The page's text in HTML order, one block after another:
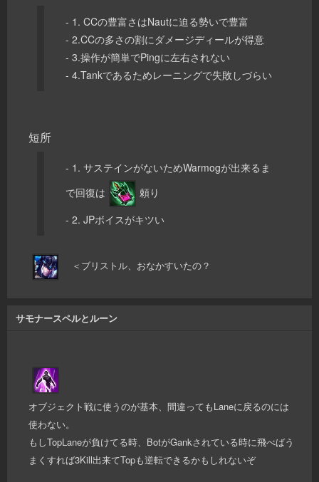
- 1. CCの豊富さはNautに迫る勢いで豊富
- 2.CCの多さの割にダメージディールが得意
- 3.操作が簡単でPingに左右されない
- 4.Tankであるためレーニングで失敗しづらい
短所
- 1. サステインがないためWarmogが出来るま
で回復は
頼り
- 2. JPボイスがキツい
＜ブリストル、おなかすいたの？
サモナースペルとルーン
オブジェクト戦に使うのが基本、間違ってもLaneに戻るのには
使わない。
もしTopLaneが負けてる時、BotがGankされている時に飛べばう
まくすれば3Kill出来てTopも逆転できるかもしれないぞ